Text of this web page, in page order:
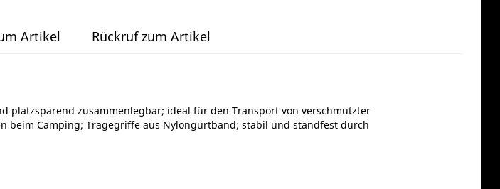
Artikel Rückruf zum Artikel
platzsparend zusammenlegbar; ideal für den Transport von verschmutzter
beim Camping; Tragegriffe aus Nylongurtband; stabil und standfest durch